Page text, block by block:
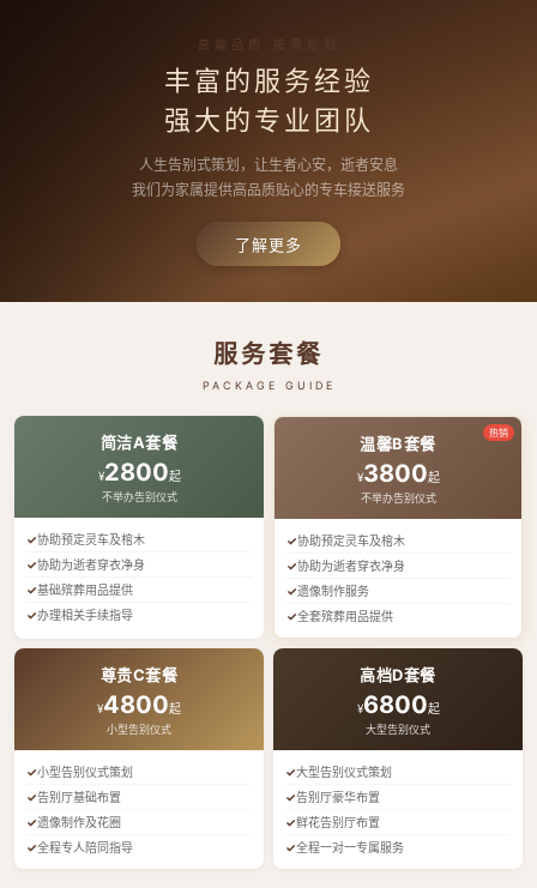
高端品质 按需定制
丰富的服务经验
强大的专业团队
人生告别式策划，让生者心安，逝者安息
我们为家属提供高品质贴心的专车接送服务
了解更多
服务套餐
PACKAGE GUIDE
简洁A套餐
¥2800起
不举办告别仪式
协助预定灵车及棺木
协助为逝者穿衣净身
基础殡葬用品提供
办理相关手续指导
热销
温馨B套餐
¥3800起
不举办告别仪式
协助预定灵车及棺木
协助为逝者穿衣净身
遗像制作服务
全套殡葬用品提供
尊贵C套餐
¥4800起
小型告别仪式
小型告别仪式策划
告别厅基础布置
遗像制作及花圈
全程专人陪同指导
高档D套餐
¥6800起
大型告别仪式
大型告别仪式策划
告别厅豪华布置
鲜花告别厅布置
全程一对一专属服务